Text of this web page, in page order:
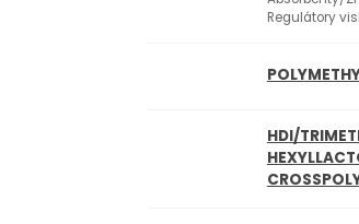
Regulátory
HDI/